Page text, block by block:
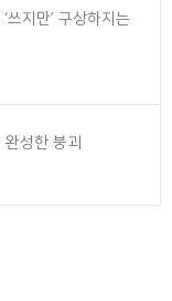
지만’ 구상하지는
성한 붕괴